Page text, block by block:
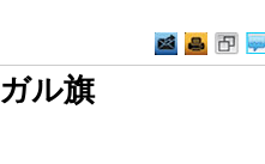
ル旗